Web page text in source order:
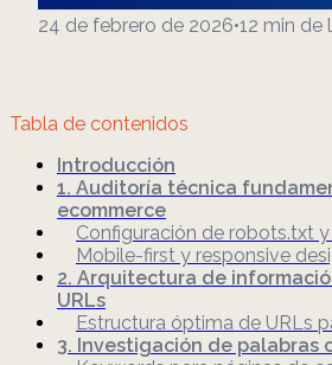
24 de febrero de 2026•12 min de
Tabla de contenidos
Introducción
1. Auditoría técnica
ecommerce
Configuración de robots.txt
Mobile-first y responsive
2. Arquitectura de
URLs
Estructura óptima de URLs
3. Investigación de palabras